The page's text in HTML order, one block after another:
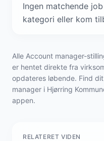
Ingen matchende
kategori eller kom
Alle Account manager-
er hentet direkte fra
opdateres løbende. Find
manager i Hjørring
appen.
RELATERET VIDEN